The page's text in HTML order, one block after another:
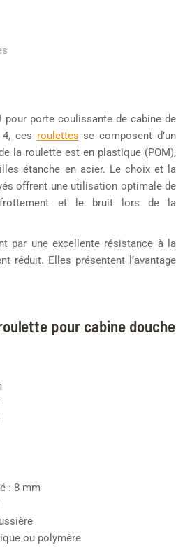
pour porte coulissante de cabine de
ces roulettes se composent d’un
la roulette est en plastique (POM),
étanche en acier. Le choix et la
offrent une utilisation optimale de
et le bruit lors de la
par une excellente résistance à la
réduit. Elles présentent l’avantage
pour cabine douche
: 8 mm
ou polymère